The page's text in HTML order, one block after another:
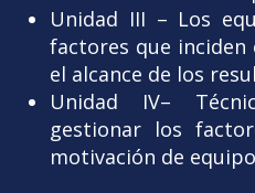
Unidad III – Los
factores que inciden
el alcance de los
Unidad IV–
gestionar los
motivación de